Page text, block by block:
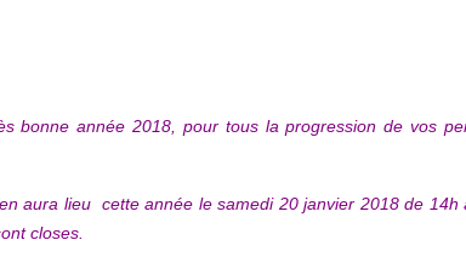
bonne année 2018, pour tous la progression de vos
aura lieu cette année le samedi 20 janvier 2018 de
closes.